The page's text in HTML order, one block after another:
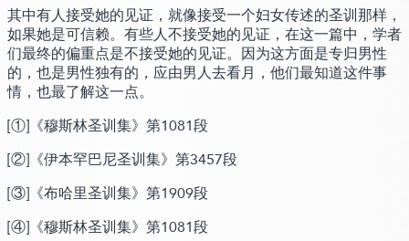
其中有人接受她的见证，就像接受一个妇女传述的圣训那样，
如果她是可信赖。有些人不接受她的见证，在这一篇中，学者
们最终的偏重点是不接受她的见证。因为这方面是专归男性
的，也是男性独有的，应由男人去看月，他们最知道这件事
情，也最了解这一点。
[①] 《穆斯林圣训集》第1081段
[②] 《伊本罕巴尼圣训集》第3457段
[③] 《布哈里圣训集》第1909段
[④] 《穆斯林圣训集》第1081段